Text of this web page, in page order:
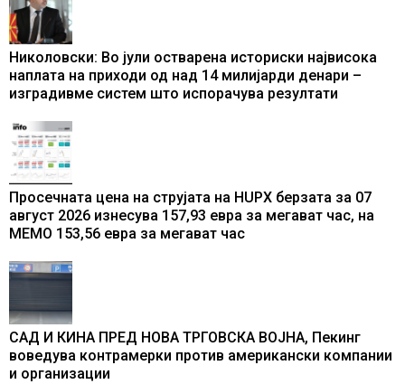
Николовски: Во јули остварена историски највисока
наплата на приходи од над 14 милијарди денари –
изградивме систем што испорачува резултати
Просечната цена на струјата на HUPX берзата за 07
август 2026 изнесува 157,93 евра за мегават час, на
МЕМО 153,56 евра за мегават час
САД И КИНА ПРЕД НОВА ТРГОВСКА ВОЈНА, Пекинг
воведува контрамерки против американски компании
и организации